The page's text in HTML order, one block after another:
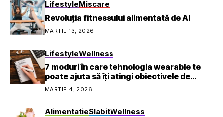
LifestyleMiscare
Revoluția fitnessului alimentată de AI
MARTIE 13, 2026
LifestyleWellness
7 moduri în care tehnologia wearable te
poate ajuta să îți atingi obiectivele de
sănătate
MARTIE 4, 2026
AlimentatieSlabitWellness